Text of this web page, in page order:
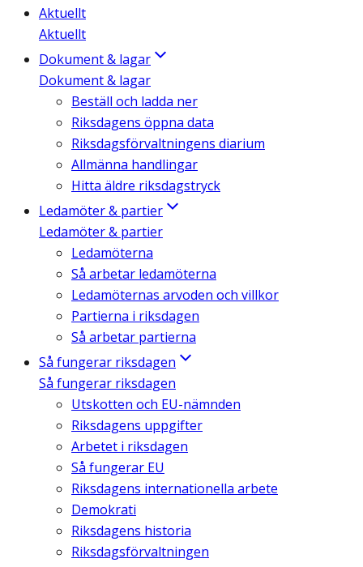
Aktuellt
Aktuellt
Dokument & lagar
Dokument & lagar
Beställ och ladda ner
Riksdagens öppna data
Riksdagsförvaltningens diarium
Allmänna handlingar
Hitta äldre riksdagstryck
Ledamöter & partier
Ledamöter & partier
Ledamöterna
Så arbetar ledamöterna
Ledamöternas arvoden och villkor
Partierna i riksdagen
Så arbetar partierna
Så fungerar riksdagen
Så fungerar riksdagen
Utskotten och EU-nämnden
Riksdagens uppgifter
Arbetet i riksdagen
Så fungerar EU
Riksdagens internationella arbete
Demokrati
Riksdagens historia
Riksdagsförvaltningen